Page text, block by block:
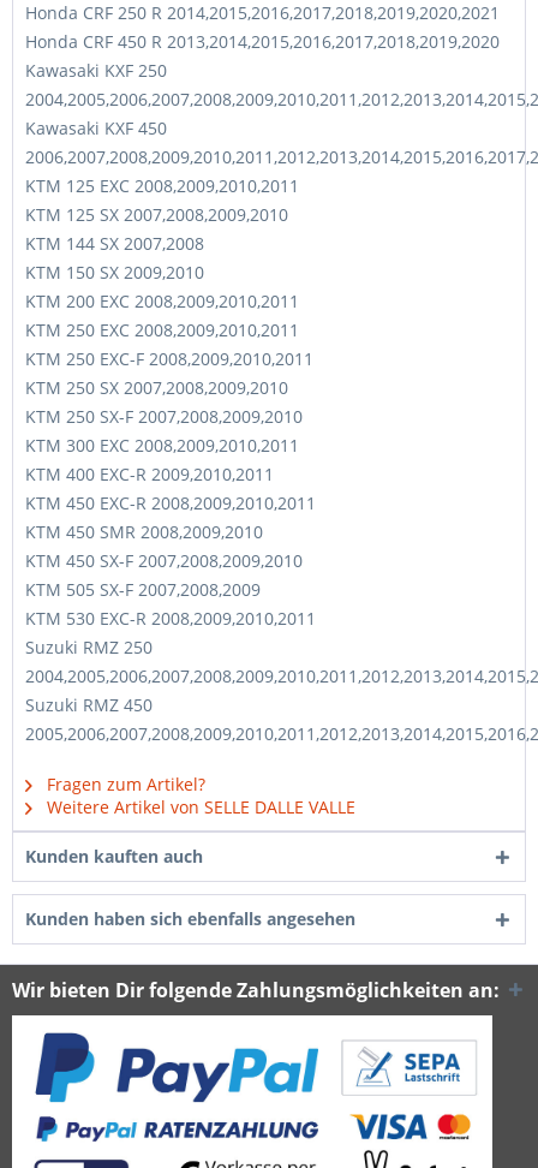
Honda CRF 250 R 2014,2015,2016,2017,2018,2019,2020,2021
Honda CRF 450 R 2013,2014,2015,2016,2017,2018,2019,2020
Kawasaki KXF 250
Kawasaki KXF 450
KTM 125 EXC 2008,2009,2010,2011
KTM 125 SX 2007,2008,2009,2010
KTM 144 SX 2007,2008
KTM 150 SX 2009,2010
KTM 200 EXC 2008,2009,2010,2011
KTM 250 EXC 2008,2009,2010,2011
KTM 250 EXC-F 2008,2009,2010,2011
KTM 250 SX 2007,2008,2009,2010
KTM 250 SX-F 2007,2008,2009,2010
KTM 300 EXC 2008,2009,2010,2011
KTM 400 EXC-R 2009,2010,2011
KTM 450 EXC-R 2008,2009,2010,2011
KTM 450 SMR 2008,2009,2010
KTM 450 SX-F 2007,2008,2009,2010
KTM 505 SX-F 2007,2008,2009
KTM 530 EXC-R 2008,2009,2010,2011
Suzuki RMZ 250
Suzuki RMZ 450
Fragen zum Artikel?
Weitere Artikel von SELLE DALLE VALLE
Kunden kauften auch
Kunden haben sich ebenfalls angesehen
Wir bieten Dir folgende Zahlungsmöglichkeiten an: